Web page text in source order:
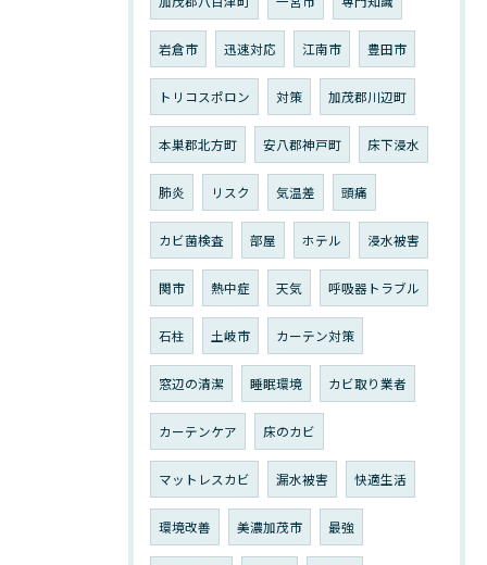
岩倉市 迅速対応 江南市 豊田市
トリコスポロン 対策 加茂郡川辺町
本巣郡北方町 安八郡神戸町 床下浸水
肺炎 リスク 気温差 頭痛
カビ菌検査 部屋 ホテル 浸水被害
関市 熱中症 天気 呼吸器トラブル
石柱 土岐市 カーテン対策
窓辺の清潔 睡眠環境 カビ取り業者
カーテンケア 床のカビ
マットレスカビ 漏水被害 快適生活
環境改善 美濃加茂市 最強